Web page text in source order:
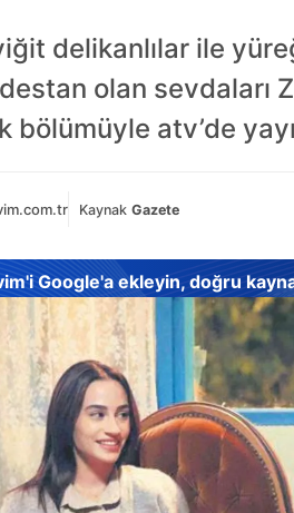
delikanlılar ile
olan sevdaları
bölümüyle atv’de
Kaynak Gazete
Google'a ekleyin, doğru